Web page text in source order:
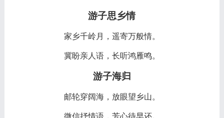
游子思乡情
家乡千岭月，遥寄万般情。
冀盼亲人语，长听鸿雁鸣。
游子海归
邮轮穿阔海，放眼望乡山。
微信抒情语，芳心待早还。